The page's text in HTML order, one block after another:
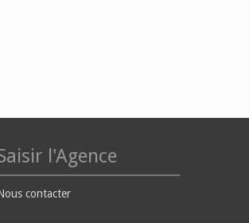
l'Agence
contacter